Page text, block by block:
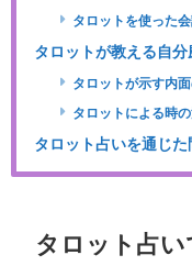
タロットを使った
タロットが教える自分
タロットが示す内
タロットによる時
タロット占いを通じ
タロット占い